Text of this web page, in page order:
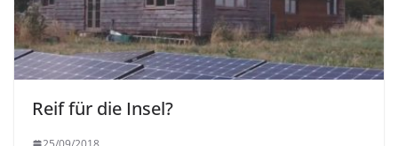
Reif für die Insel?